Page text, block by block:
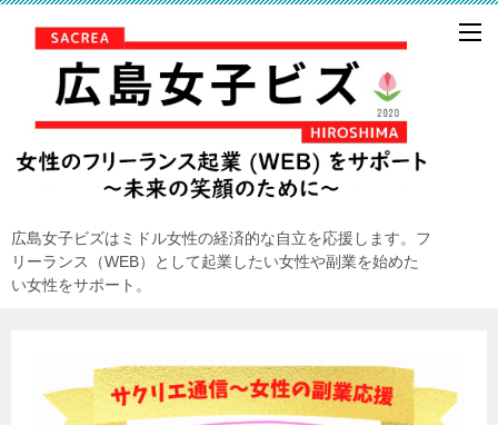
広島女子ビズはミドル女性の経済的な自立を応援します。フ
リーランス（WEB）として起業したい女性や副業を始めた
い女性をサポート。